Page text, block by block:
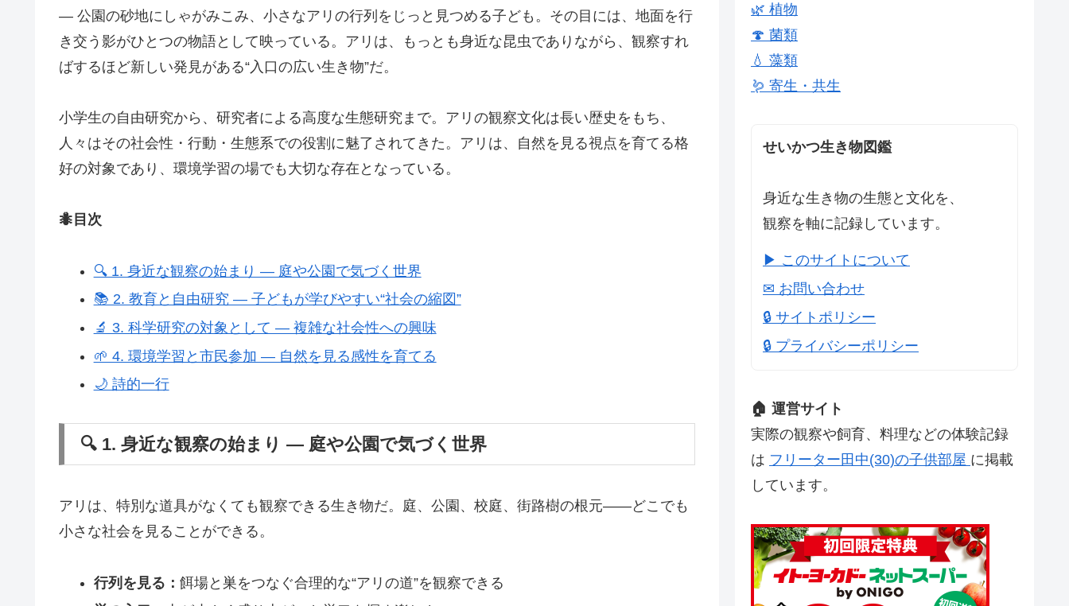
― 公園の砂地にしゃがみこみ、小さなアリの行列をじっと見つめる子ども。その目には、地面を行
き交う影がひとつの物語として映っている。アリは、もっとも身近な昆虫でありながら、観察すれ
ばするほど新しい発見がある“入口の広い生き物”だ。
小学生の自由研究から、研究者による高度な生態研究まで。アリの観察文化は長い歴史をもち、
人々はその社会性・行動・生態系での役割に魅了されてきた。アリは、自然を見る視点を育てる格
好の対象であり、環境学習の場でも大切な存在となっている。
🐜目次
🔍 1. 身近な観察の始まり ― 庭や公園で気づく世界
📚 2. 教育と自由研究 ― 子どもが学びやすい“社会の縮図”
🔬 3. 科学研究の対象として ― 複雑な社会性への興味
🌱 4. 環境学習と市民参加 ― 自然を見る感性を育てる
🌙 詩的一行
🔍 1. 身近な観察の始まり ― 庭や公園で気づく世界
アリは、特別な道具がなくても観察できる生き物だ。庭、公園、校庭、街路樹の根元――どこでも
小さな社会を見ることができる。
行列を見る： 餌場と巣をつなぐ合理的な“アリの道”を観察できる
🌿 植物
🍄 菌類
💧 藻類
🪱 寄生・共生
せいかつ生き物図鑑
身近な生き物の生態と文化を、
観察を軸に記録しています。
▶ このサイトについて
✉ お問い合わせ
🔒 サイトポリシー
🔒 プライバシーポリシー
🏠 運営サイト
実際の観察や飼育、料理などの体験記録
は フリーター田中(30)の子供部屋 に掲載
しています。